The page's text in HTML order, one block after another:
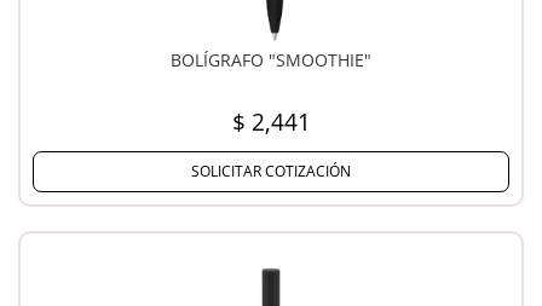
BOLÍGRAFO "SMOOTHIE"
$ 2,441
SOLICITAR COTIZACIÓN